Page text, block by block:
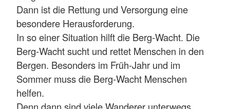
Dann ist die Rettung und Versorgung eine
besondere Herausforderung.
In so einer Situation hilft die Berg-Wacht. Die
Berg-Wacht sucht und rettet Menschen in den
Bergen. Besonders im Früh-Jahr und im
Sommer muss die Berg-Wacht Menschen
helfen.